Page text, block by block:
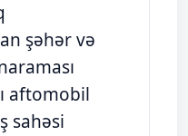
şəhər və
aftomobil
sahəsi